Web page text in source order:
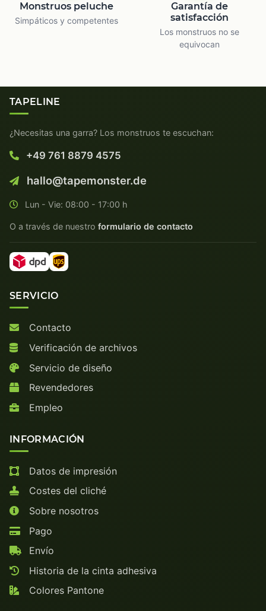
Monstruos peluche
Simpáticos y competentes
Garantía de
satisfacción
Los monstruos no se
equivocan
TAPELINE
¿Necesitas una garra? Los monstruos te escuchan:
+49 761 8879 4575
hallo@tapemonster.de
Lun - Vie: 08:00 - 17:00 h
O a través de nuestro formulario de contacto
SERVICIO
Contacto
Verificación de archivos
Servicio de diseño
Revendedores
Empleo
INFORMACIÓN
Datos de impresión
Costes del cliché
Sobre nosotros
Pago
Envío
Historia de la cinta adhesiva
Colores Pantone